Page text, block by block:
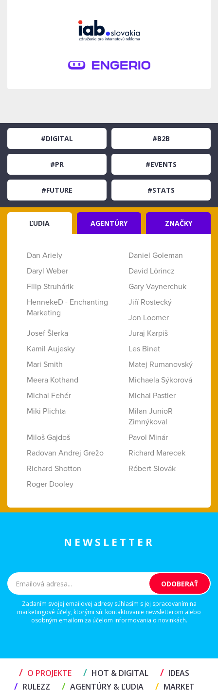
#DIGITAL #B2B
#PR #EVENTS
#FUTURE #STATS
ĽUDIA AGENTÚRY ZNAČKY
Dan Ariely
Daniel Goleman
Daryl Weber
David Lörincz
Filip Struhárik
Gary Vaynerchuk
HennekeD - Enchanting
Marketing
Jiří Rostecký
Jon Loomer
Josef Šlerka
Juraj Karpiš
Kamil Aujesky
Les Binet
Mari Smith
Matej Rumanovský
Meera Kothand
Michaela Sýkorová
Michal Fehér
Michal Pastier
Miki Plichta
Milan JunioR
Zimnýkoval
Miloš Gajdoš
Pavol Minár
Radovan Andrej Grežo
Richard Marecek
Richard Shotton
Róbert Slovák
Roger Dooley
NEWSLETTER
Zadaním svojej emailovej adresy súhlasím s jej spracovaním na
marketingové účely, ktorými sú: kontaktovanie newsletterom alebo
osobným emailom za účelom informovania o novinkách.
/ O PROJEKTE / HOT & DIGITAL / IDEAS
/ RULEZZ / AGENTÚRY & ĽUDIA / MARKET